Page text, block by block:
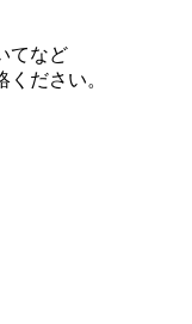
てなど
ださい。